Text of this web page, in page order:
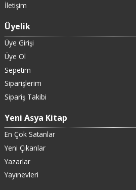
İletişim
Üyelik
Üye Girişi
Üye Ol
Sepetim
Siparişlerim
Sipariş Takibi
Yeni Asya Kitap
En Çok Satanlar
Yeni Çıkanlar
Yazarlar
Yayınevleri